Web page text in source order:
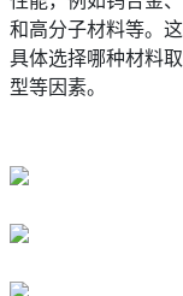
和高分子材料等。
具体选择哪种材料
型等因素。